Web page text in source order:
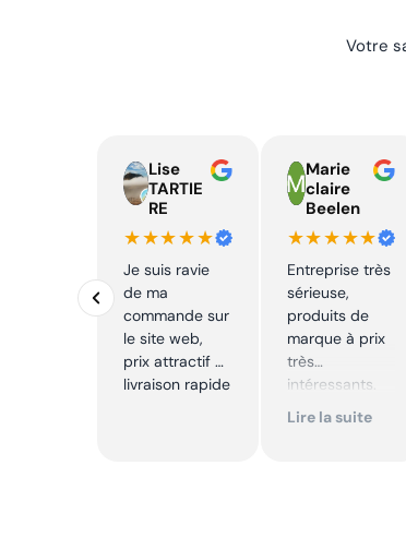
Votre
Lise
TARTIE
RE
★★★★★
Je suis ravie
de ma
commande sur
le site web,
prix attractif et
livraison rapide
Marie
claire
Beelen
★★★★★
Entreprise très
sérieuse,
produits de
marque à prix
très
intéressants.
Excellent suivi !
Lire la suite